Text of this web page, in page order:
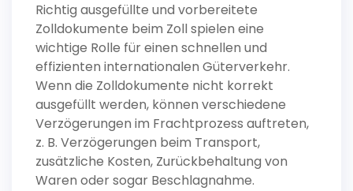
Richtig ausgefüllte und vorbereitete
Zolldokumente beim Zoll spielen eine
wichtige Rolle für einen schnellen und
effizienten internationalen Güterverkehr.
Wenn die Zolldokumente nicht korrekt
ausgefüllt werden, können verschiedene
Verzögerungen im Frachtprozess auftreten,
z. B. Verzögerungen beim Transport,
zusätzliche Kosten, Zurückbehaltung von
Waren oder sogar Beschlagnahme.